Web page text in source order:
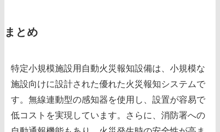
まとめ
特定小規模施設用自動火災報知設備は、小規模な
施設向けに設計された優れた火災報知システムで
す。無線連動型の感知器を使用し、設置が容易で
低コストを実現しています。さらに、消防署への